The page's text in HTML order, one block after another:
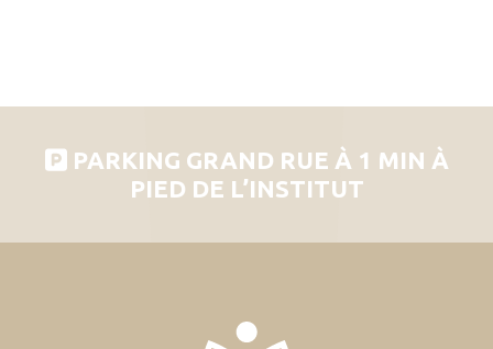
PARKING GRAND RUE À 1 MIN À
PIED DE L’INSTITUT